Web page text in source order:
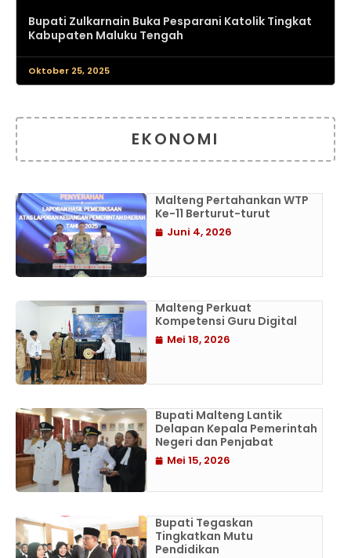
Bupati Zulkarnain Buka Pesparani Katolik Tingkat
Kabupaten Maluku Tengah
Oktober 25, 2025
EKONOMI
Malteng Pertahankan WTP
Ke-11 Berturut-turut
Juni 4, 2026
Malteng Perkuat
Kompetensi Guru Digital
Mei 18, 2026
Bupati Malteng Lantik
Delapan Kepala Pemerintah
Negeri dan Penjabat
Mei 15, 2026
Bupati Tegaskan
Tingkatkan Mutu
Pendidikan